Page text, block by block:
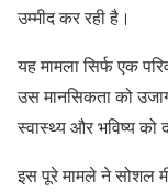
उम्मीद कर रही है।
यह मामला सिर्फ एक
उस मानसिकता को
स्वास्थ्य और भविष्य को
इस पूरे मामले ने सोशल